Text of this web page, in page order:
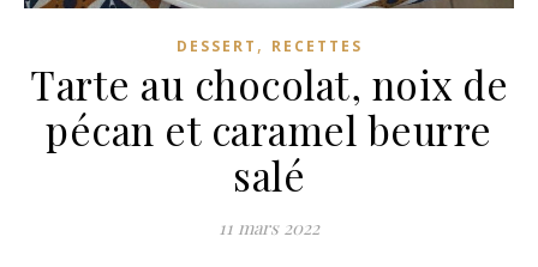
DESSERT , RECETTES
Tarte au chocolat, noix de
pécan et caramel beurre
salé
11 mars 2022